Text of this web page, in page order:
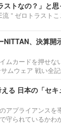
ストなの？」と
” ゼロトラスト
NITTAN、決算開
ムカードを押せな
ムウェア 戦い全
る 日本の「セ
アプライアンスを
守られているかわ